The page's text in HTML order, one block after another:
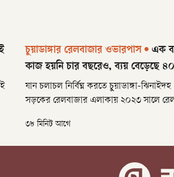
চুয়াডাঙ্গার রেলবাজার ওভারপাস • এক
কাজ হয়নি চার বছরেও, ব্যয় বেড়েছে
যান চলাচল নির্বিঘ্ন করতে চুয়াডাঙ্গা-ঝিনাইদহ
সড়কের রেলবাজার এলাকায় ২০২৩ সালে
কাজ শেষ হওয়ার কথা থাকলেও তা শেষ হয়নি
প্রকল্পই উল্টো সৃষ্টি করছে তীব্র যানজট।
৩৮ মিনিট আগে